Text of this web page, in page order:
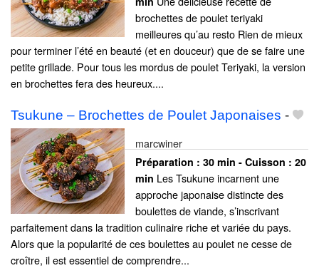
brochettes de poulet teriyaki
meilleures qu’au resto Rien de mieux
pour terminer l’été en beauté (et en douceur) que de se faire une
petite grillade. Pour tous les mordus de poulet Teriyaki, la version
en brochettes fera des heureux....
Tsukune – Brochettes de Poulet Japonaises -
marcwiner
Préparation : 30 min - Cuisson : 20
min Les Tsukune incarnent une
approche japonaise distincte des
boulettes de viande, s’inscrivant
parfaitement dans la tradition culinaire riche et variée du pays.
Alors que la popularité de ces boulettes au poulet ne cesse de
croître, il est essentiel de comprendre...